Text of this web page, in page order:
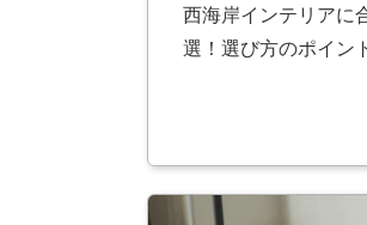
西海岸インテリアに
選！選び方のポイン